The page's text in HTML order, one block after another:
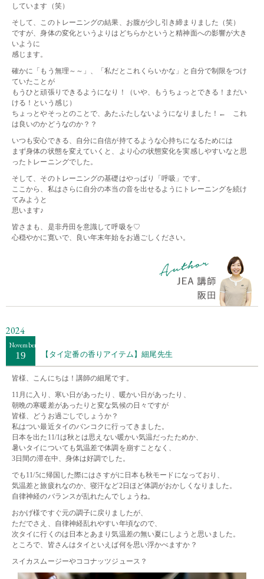
しています（笑）
そして、このトレーニングの結果、お腹が少し引き締まりました（笑）
ですが、身体の変化というよりはどちらかというと精神面への影響が大き
いように
感じます。
確かに「もう無理～～」、「私だとこれくらいかな」と自分で制限をつけ
ていたことが
もうひと頑張りできるようになり！（いや、もうちょっとできる！まだい
ける！という感じ）
ちょっとやそっとのことで、あたふたしないようになりました！← これ
は良いのかどうなのか？？
いつも安心できる、自分に自信が持てるような心持ちになるためには
まず身体の状態を変えていくと、より心の状態変化を実感しやすいなと思
ったトレーニングでした。
そして、そのトレーニングの基礎はやっぱり「呼吸」です。
ここから、私はさらに自分の本当の音を出せるようにトレーニングを続け
てみようと
思います♪
皆さまも、是非丹田を意識して呼吸を♡
心穏やかに寛いで、良い年末年始をお過ごしください。
2024
November
19 【タイ定番の香りアイテム】細尾先生
皆様、こんにちは！講師の細尾です。
11月に入り、寒い日があったり、暖かい日があったり、
朝晩の寒暖差があったりと変な気候の日々ですが
皆様、どうお過ごしでしょうか？
私はつい最近タイのバンコクに行ってきました。
日本を出た11/1は秋とは思えない暖かい気温だったためか、
暑いタイについても気温差で体調を崩すことなく、
3日間の滞在中、身体は好調でした。
でも11/5に帰国した際にはさすがに日本も秋モードになっており、
気温差と旅疲れなのか、寝汗など2日ほど体調がおかしくなりました。
自律神経のバランスが乱れたんでしょうね。
おかげ様ですぐ元の調子に戻りましたが、
ただでさえ、自律神経乱れやすい年頃なので、
次タイに行くのは日本とあまり気温差の無い夏にしようと思いました。
ところで、皆さんはタイといえば何を思い浮かべますか？
スイカスムージーやココナッツジュース？